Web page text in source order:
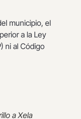
municipio, el
a la Ley
ni al Código
a Xela